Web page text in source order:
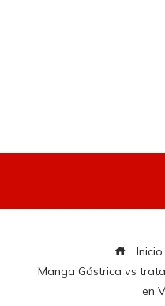
Inicio
Manga Gástrica vs
en